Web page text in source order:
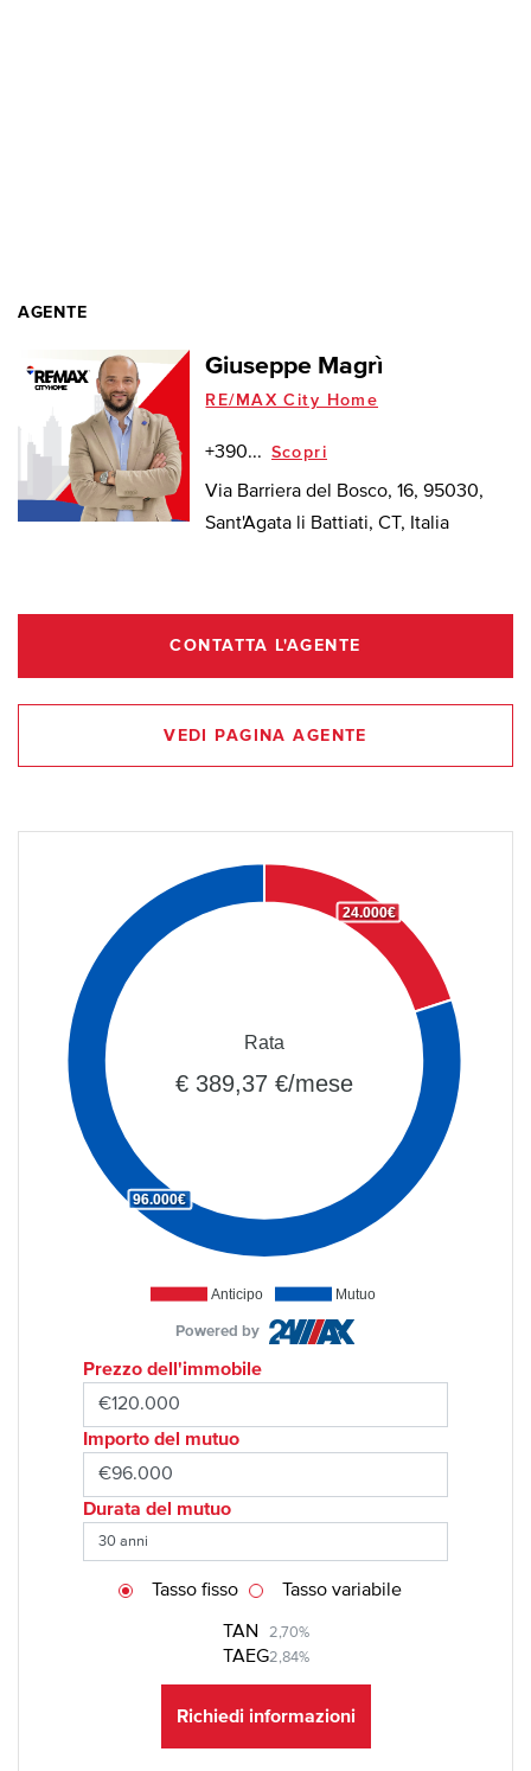
AGENTE
Giuseppe Magrì
RE/MAX City Home
+390... Scopri
Via Barriera del Bosco, 16, 95030,
Sant'Agata li Battiati, CT, Italia
CONTATTA L'AGENTE
VEDI PAGINA AGENTE
Anticipo Mutuo
24.000€
96.000€
Rata
€ 389,37 €/mese
Powered by
Prezzo dell'immobile
Importo del mutuo
Durata del mutuo
TAN 2,70%
TAEG2,84%
Tasso fisso Tasso variabile
Richiedi informazioni